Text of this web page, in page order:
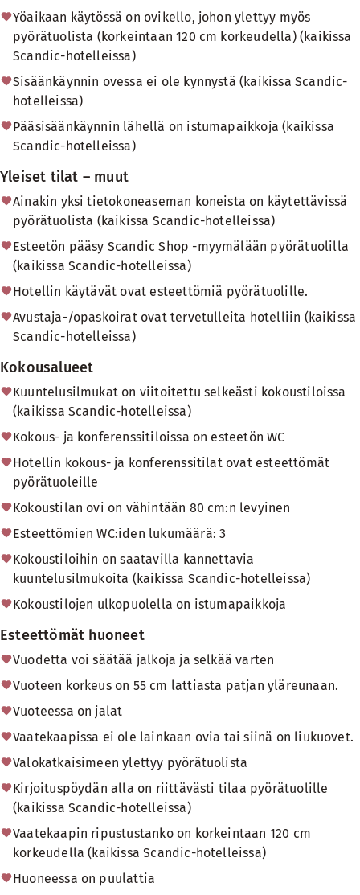
Yöaikaan käytössä on ovikello, johon ylettyy myös
pyörätuolista (korkeintaan 120 cm korkeudella) (kaikissa
Scandic-hotelleissa)
Sisäänkäynnin ovessa ei ole kynnystä (kaikissa Scandic-
hotelleissa)
Pääsisäänkäynnin lähellä on istumapaikkoja (kaikissa
Scandic-hotelleissa)
Yleiset tilat – muut
Ainakin yksi tietokoneaseman koneista on käytettävissä
pyörätuolista (kaikissa Scandic-hotelleissa)
Esteetön pääsy Scandic Shop -myymälään pyörätuolilla
(kaikissa Scandic-hotelleissa)
Hotellin käytävät ovat esteettömiä pyörätuolille.
Avustaja-/opaskoirat ovat tervetulleita hotelliin (kaikissa
Scandic-hotelleissa)
Kokousalueet
Kuuntelusilmukat on viitoitettu selkeästi kokoustiloissa
(kaikissa Scandic-hotelleissa)
Kokous- ja konferenssitiloissa on esteetön WC
Hotellin kokous- ja konferenssitilat ovat esteettömät
pyörätuoleille
Kokoustilan ovi on vähintään 80 cm:n levyinen
Esteettömien WC:iden lukumäärä: 3
Kokoustiloihin on saatavilla kannettavia
kuuntelusilmukoita (kaikissa Scandic-hotelleissa)
Kokoustilojen ulkopuolella on istumapaikkoja
Esteettömät huoneet
Vuodetta voi säätää jalkoja ja selkää varten
Vuoteen korkeus on 55 cm lattiasta patjan yläreunaan.
Vuoteessa on jalat
Vaatekaapissa ei ole lainkaan ovia tai siinä on liukuovet.
Valokatkaisimeen ylettyy pyörätuolista
Kirjoituspöydän alla on riittävästi tilaa pyörätuolille
(kaikissa Scandic-hotelleissa)
Vaatekaapin ripustustanko on korkeintaan 120 cm
korkeudella (kaikissa Scandic-hotelleissa)
Huoneessa on puulattia